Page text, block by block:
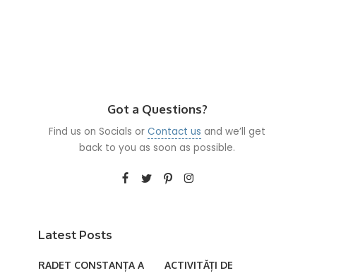
Got a Questions?
Find us on Socials orContact us and we’ll get
back to you as soon as possible.
Latest Posts
RADET CONSTANȚA A
ACTIVITĂȚI DE